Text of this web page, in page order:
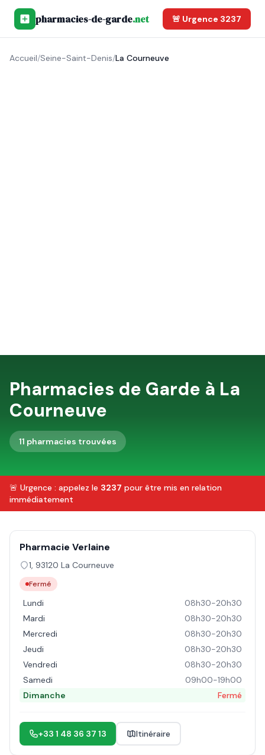
pharmacies-de-garde.net 🚨 Urgence 3237
Accueil/Seine-Saint-Denis/La Courneuve
Pharmacies de Garde à La
Courneuve
11 pharmacies trouvées
🚨 Urgence : appelez le 3237 pour être mis en relation
immédiatement
Pharmacie Verlaine
1, 93120 La Courneuve
Fermé
Lundi
08h30-20h30
Mardi
08h30-20h30
Mercredi
08h30-20h30
Jeudi
08h30-20h30
Vendredi
08h30-20h30
Samedi
09h00-19h00
Dimanche
Fermé
+33 1 48 36 37 13 Itinéraire